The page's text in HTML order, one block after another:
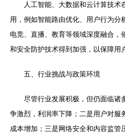
人工智能、大数据和云计算技术
用，例如智能路由优化、用户行为分
电竞、直播、教育等领域深度融合，
和安全防护技术得到加强，以保障用
五、行业挑战与政策环境
尽管行业发展积极，但仍面临诸
争激烈，利润率下降；二是用户对服
成本增加；三是网络安全和内容监管